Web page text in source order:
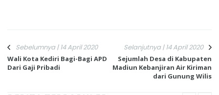
Sebelumnya | 14 April 2020
Wali Kota Kediri Bagi-Bagi APD
Dari Gaji Pribadi
Selanjutnya | 14 April 2020
Sejumlah Desa di Kabupaten
Madiun Kebanjiran Air Kiriman
dari Gunung Wilis